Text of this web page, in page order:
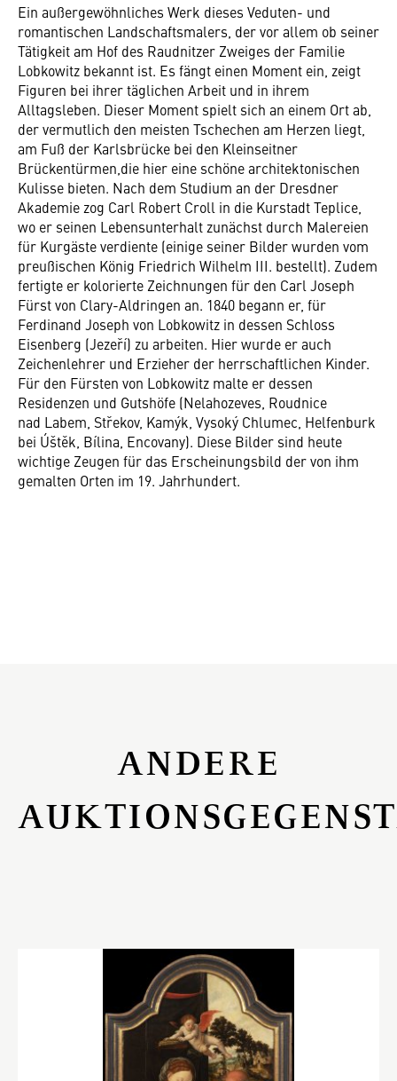
Ein außergewöhnliches Werk dieses Veduten- und
romantischen Landschaftsmalers, der vor allem ob seiner
Tätigkeit am Hof des Raudnitzer Zweiges der Familie
Lobkowitz bekannt ist. Es fängt einen Moment ein, zeigt
Figuren bei ihrer täglichen Arbeit und in ihrem
Alltagsleben. Dieser Moment spielt sich an einem Ort ab,
der vermutlich den meisten Tschechen am Herzen liegt,
am Fuß der Karlsbrücke bei den Kleinseitner
Brückentürmen,die hier eine schöne architektonischen
Kulisse bieten. Nach dem Studium an der Dresdner
Akademie zog Carl Robert Croll in die Kurstadt Teplice,
wo er seinen Lebensunterhalt zunächst durch Malereien
für Kurgäste verdiente (einige seiner Bilder wurden vom
preußischen König Friedrich Wilhelm III. bestellt). Zudem
fertigte er kolorierte Zeichnungen für den Carl Joseph
Fürst von Clary-Aldringen an. 1840 begann er, für
Ferdinand Joseph von Lobkowitz in dessen Schloss
Eisenberg (Jezeří) zu arbeiten. Hier wurde er auch
Zeichenlehrer und Erzieher der herrschaftlichen Kinder.
Für den Fürsten von Lobkowitz malte er dessen
Residenzen und Gutshöfe (Nelahozeves, Roudnice
nad Labem, Střekov, Kamýk, Vysoký Chlumec, Helfenburk
bei Úštěk, Bílina, Encovany). Diese Bilder sind heute
wichtige Zeugen für das Erscheinungsbild der von ihm
gemalten Orten im 19. Jahrhundert.
ANDERE